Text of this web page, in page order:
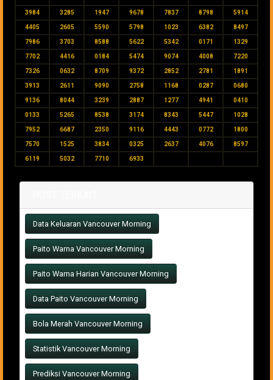
3984 3285 1947 9678 7837 8798 5914
4405 2605 5590 5798 1023 6382 8497
7986 3703 8588 5622 5342 0171 1329
7702 4416 0184 5474 9074 4008 7220
7326 0632 8709 9372 2852 2781 1891
3913 2611 9090 2758 1168 0287 0680
9136 8044 3239 2887 1277 4941 0410
0133 5265 8538 3174 8343 5447 1028
7952 6687 2350 9116 4443 0772 1800
7570 1525 3834 0325 2637 4076 8597
6119 5032 7710 6933
Data Keluaran Vancouver Morning
Paito Warna Vancouver Morning
Paito Warna Harian Vancouver Morning
Data Paito Vancouver Morning
Bola Merah Vancouver Morning
Statistik Vancouver Morning
Prediksi Vancouver Morning